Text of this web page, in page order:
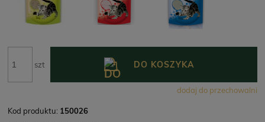
szt DO KOSZYKA
dodaj do przechowalni
Kod produktu: 150026